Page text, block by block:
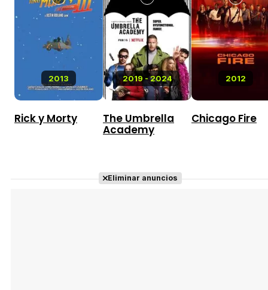
2013
Rick y Morty
2019 - 2024
The Umbrella
Academy
2012
Chicago Fire
Eliminar anuncios